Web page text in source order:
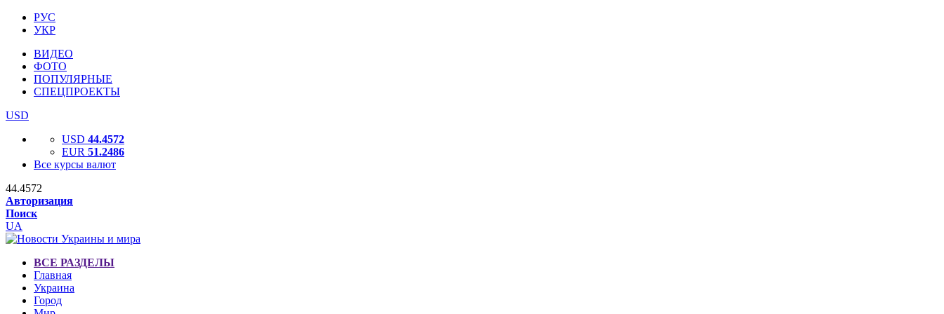
РУС
УКР
ВИДЕО
ФОТО
ПОПУЛЯРНЫЕ
СПЕЦПРОЕКТЫ
USD
USD 44.4572
EUR 51.2486
Все курсы валют
44.4572
Авторизация
Поиск
UA
ВСЕ РАЗДЕЛЫ
Главная
Украина
Город